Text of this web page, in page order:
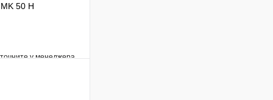
50 H
у менеджера